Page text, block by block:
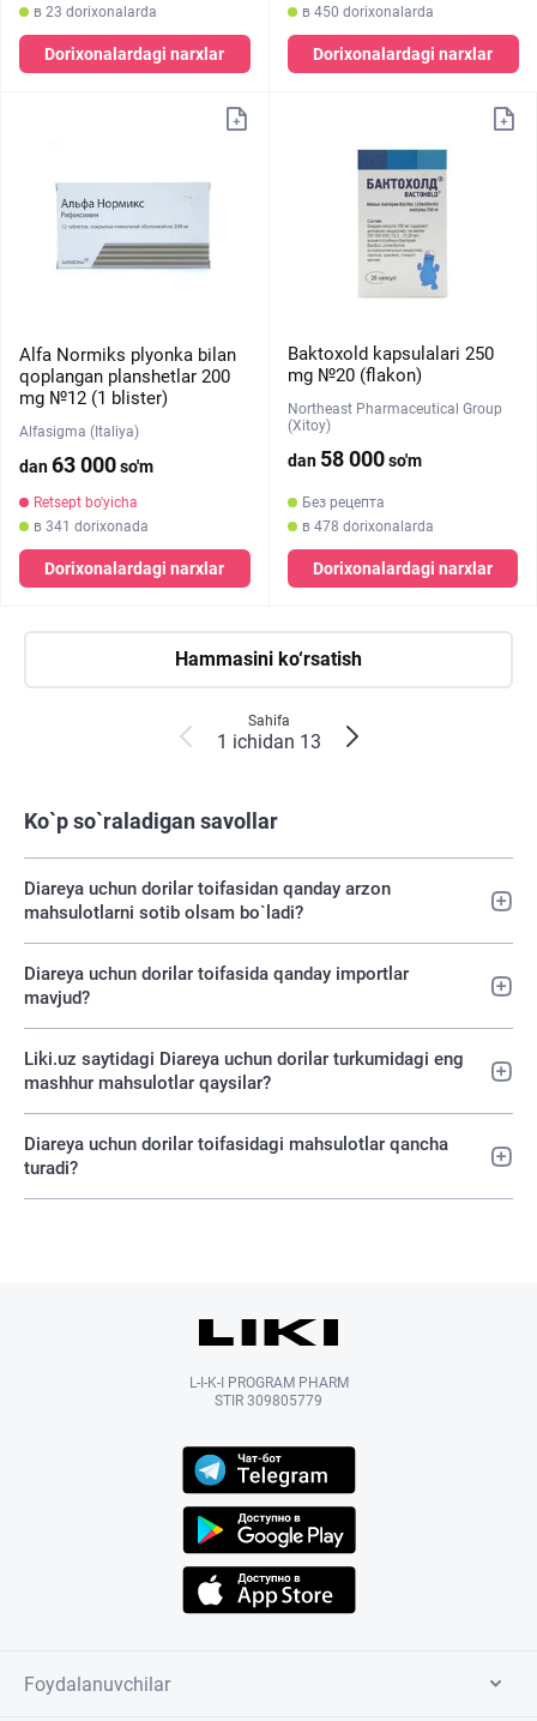
в 23 dorixonalarda
Dorixonalardagi narxlar
в 450 dorixonalarda
Dorixonalardagi narxlar
Alfa Normiks plyonka bilan
qoplangan planshetlar 200
mg №12 (1 blister)
Alfasigma (Italiya)
dan63 000so'm
Retsept bo'yicha
в 341 dorixonada
Dorixonalardagi narxlar
Baktoxold kapsulalari 250
mg №20 (flakon)
Northeast Pharmaceutical Group
(Xitoy)
dan 58 000so'm
Без рецепта
в 478 dorixonalarda
Dorixonalardagi narxlar
Hammasini ko‘rsatish
Sahifa
1 ichidan 13
Ko`p so`raladigan savollar
Diareya uchun dorilar toifasidan qanday arzon
mahsulotlarni sotib olsam bo`ladi?
Diareya uchun dorilar toifasida qanday importlar
mavjud?
Liki.uz saytidagi Diareya uchun dorilar turkumidagi eng
mashhur mahsulotlar qaysilar?
Diareya uchun dorilar toifasidagi mahsulotlar qancha
turadi?
L-I-K-I PROGRAM PHARM
STIR 309805779
Foydalanuvchilar